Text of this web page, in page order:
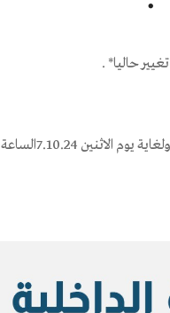
📌 *تكون التعليمات سارية المفعول من اليوم السبت 5.10.24 الساعة 20:00 ولغاية يوم الاثنين 7.10.24الساعة